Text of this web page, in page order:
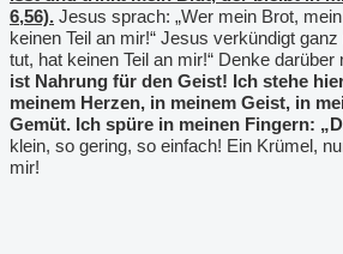
6,56). Jesus sprach: „Wer mein Brot,
keinen Teil an mir!“ Jesus verkündigt
tut, hat keinen Teil an mir!“ Denke darüber
ist Nahrung für den Geist! Ich stehe
meinem Herzen, in meinem Geist, in
Gemüt. Ich spüre in meinen Fingern:
klein, so gering, so einfach! Ein Krümel,
mir!